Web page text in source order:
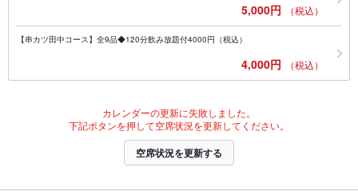
5,000円 （税込）
【串カツ田中コース】全9品◆120分飲み放題付4000円（税込）
4,000円 （税込）
カレンダーの更新に失敗しました。
下記ボタンを押して空席状況を更新してください。
空席状況を更新する